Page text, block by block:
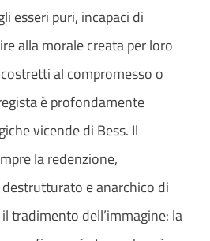
esseri puri, incapaci di
alla morale creata per loro
al compromesso o
è profondamente
vicende di Bess. Il
la redenzione,
e anarchico di
tradimento dell’immagine: la